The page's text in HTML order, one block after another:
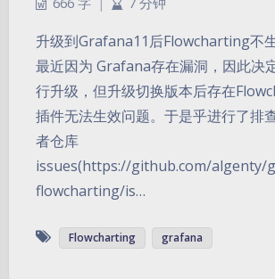
升级到Grafana11后Flowcharting不
最近因为 Grafana存在漏洞，因此决
行升级，但升级切换版本后存在
插件无法生效问题。于是乎进行了排
者仓库
issues(https://github.com/algenty/
flowcharting/is…
Flowcharting grafana